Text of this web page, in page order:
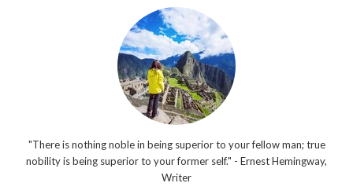
"There is nothing noble in being superior to your fellow man; true
nobility is being superior to your former self." - Ernest Hemingway,
Writer